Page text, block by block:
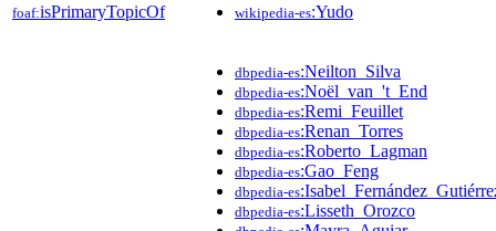
foaf:isPrimaryTopicOf wikipedia-es:Yudo
dbpedia-es:Neilton_Silva
dbpedia-es:Noël_van_'t_End
dbpedia-es:Remi_Feuillet
dbpedia-es:Renan_Torres
dbpedia-es:Roberto_Lagman
dbpedia-es:Gao_Feng
dbpedia-es
dbpedia-es:Lisseth_Orozco